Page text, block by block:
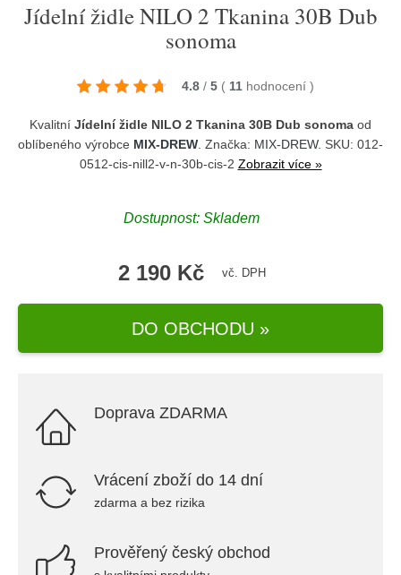
Jídelní židle NILO 2 Tkanina 30B Dub
sonoma
4.8 / 5 ( 11 hodnocení )
Kvalitní Jídelní židle NILO 2 Tkanina 30B Dub sonoma od
oblíbeného výrobce MIX-DREW . Značka: MIX-DREW. SKU: 012-
0512-cis-nill2-v-n-30b-cis-2 Zobrazit více »
Dostupnost: Skladem
2 190 Kč vč. DPH
DO OBCHODU »
Doprava ZDARMA
Vrácení zboží do 14 dní
zdarma a bez rizika
Prověřený český obchod